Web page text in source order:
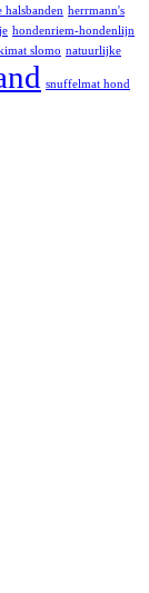
halsbanden herrmann's
hondenriem-hondenlijn
slomo natuurlijke
snuffelmat hond